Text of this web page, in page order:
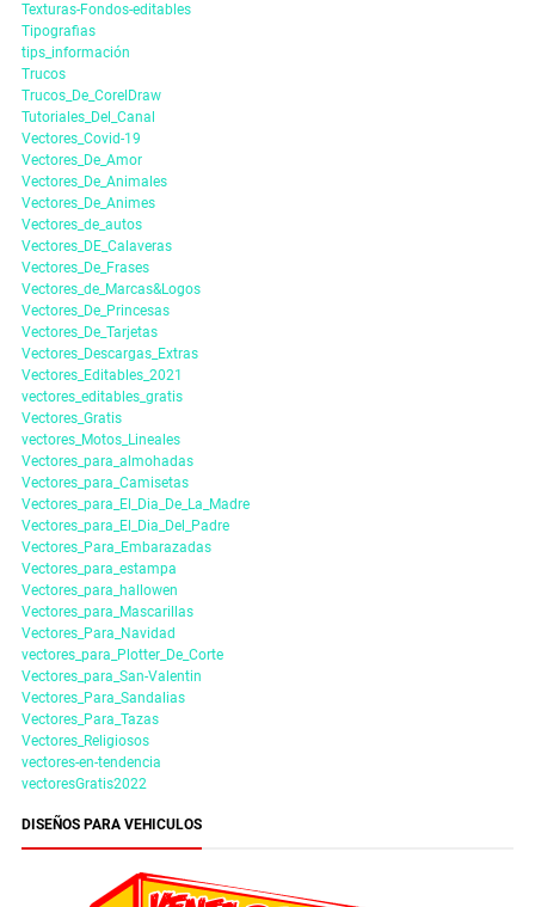
Texturas-Fondos-editables
Tipografias
tips_información
Trucos
Trucos_De_CorelDraw
Tutoriales_Del_Canal
Vectores_Covid-19
Vectores_De_Amor
Vectores_De_Animales
Vectores_De_Animes
Vectores_de_autos
Vectores_DE_Calaveras
Vectores_De_Frases
Vectores_de_Marcas&Logos
Vectores_De_Princesas
Vectores_De_Tarjetas
Vectores_Descargas_Extras
Vectores_Editables_2021
vectores_editables_gratis
Vectores_Gratis
vectores_Motos_Lineales
Vectores_para_almohadas
Vectores_para_Camisetas
Vectores_para_El_Dia_De_La_Madre
Vectores_para_El_Dia_Del_Padre
Vectores_Para_Embarazadas
Vectores_para_estampa
Vectores_para_hallowen
Vectores_para_Mascarillas
Vectores_Para_Navidad
vectores_para_Plotter_De_Corte
Vectores_para_San-Valentin
Vectores_Para_Sandalias
Vectores_Para_Tazas
Vectores_Religiosos
vectores-en-tendencia
vectoresGratis2022
DISEÑOS PARA VEHICULOS